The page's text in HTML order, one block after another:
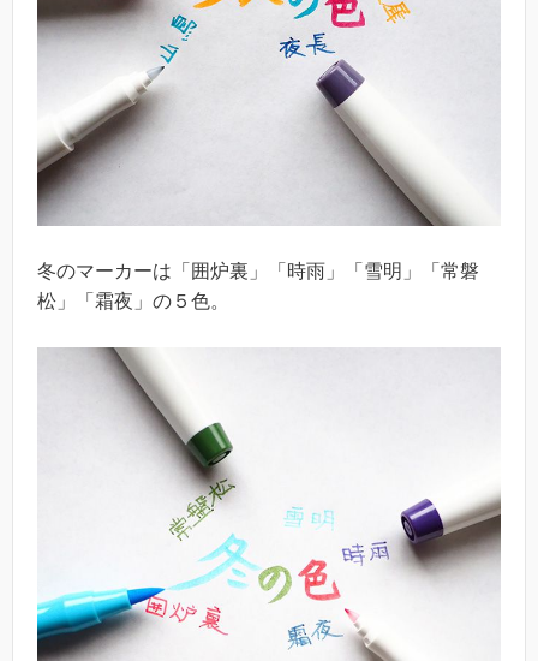
冬のマーカーは「囲炉裏」「時雨」「雪明」「常磐
松」「霜夜」の５色。